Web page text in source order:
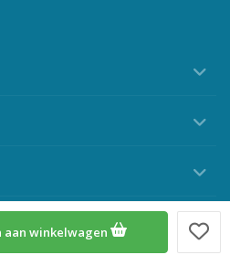
aan winkelwagen